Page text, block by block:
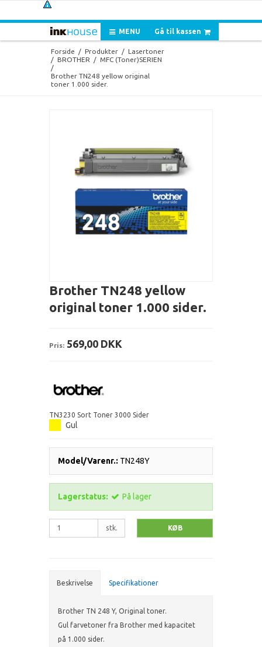
Gå til kassen
MENU
Forside / Produkter / Lasertoner
/ BROTHER / MFC (Toner)SERIEN
/
Brother TN248 yellow original
toner 1.000 sider.
Brother TN248 yellow
original toner 1.000 sider.
Pris: 569,00 DKK
TN3230 Sort Toner 3000 Sider
Gul
Model/Varenr.: TN248Y
Lagerstatus: På lager
stk. KØB
Beskrivelse Specifikationer
Brother TN 248 Y, Original toner.
Gul farvetoner fra Brother med kapacitet
på 1.000 sider.